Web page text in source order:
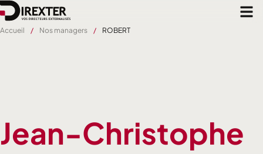
Aller
au
contenu
Accueil Nos managers ROBERT
Jean-Christophe